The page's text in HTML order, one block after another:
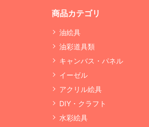
商品カテゴリ
油絵具
油彩道具類
キャンバス・パネル
イーゼル
アクリル絵具
DIY・クラフト
水彩絵具